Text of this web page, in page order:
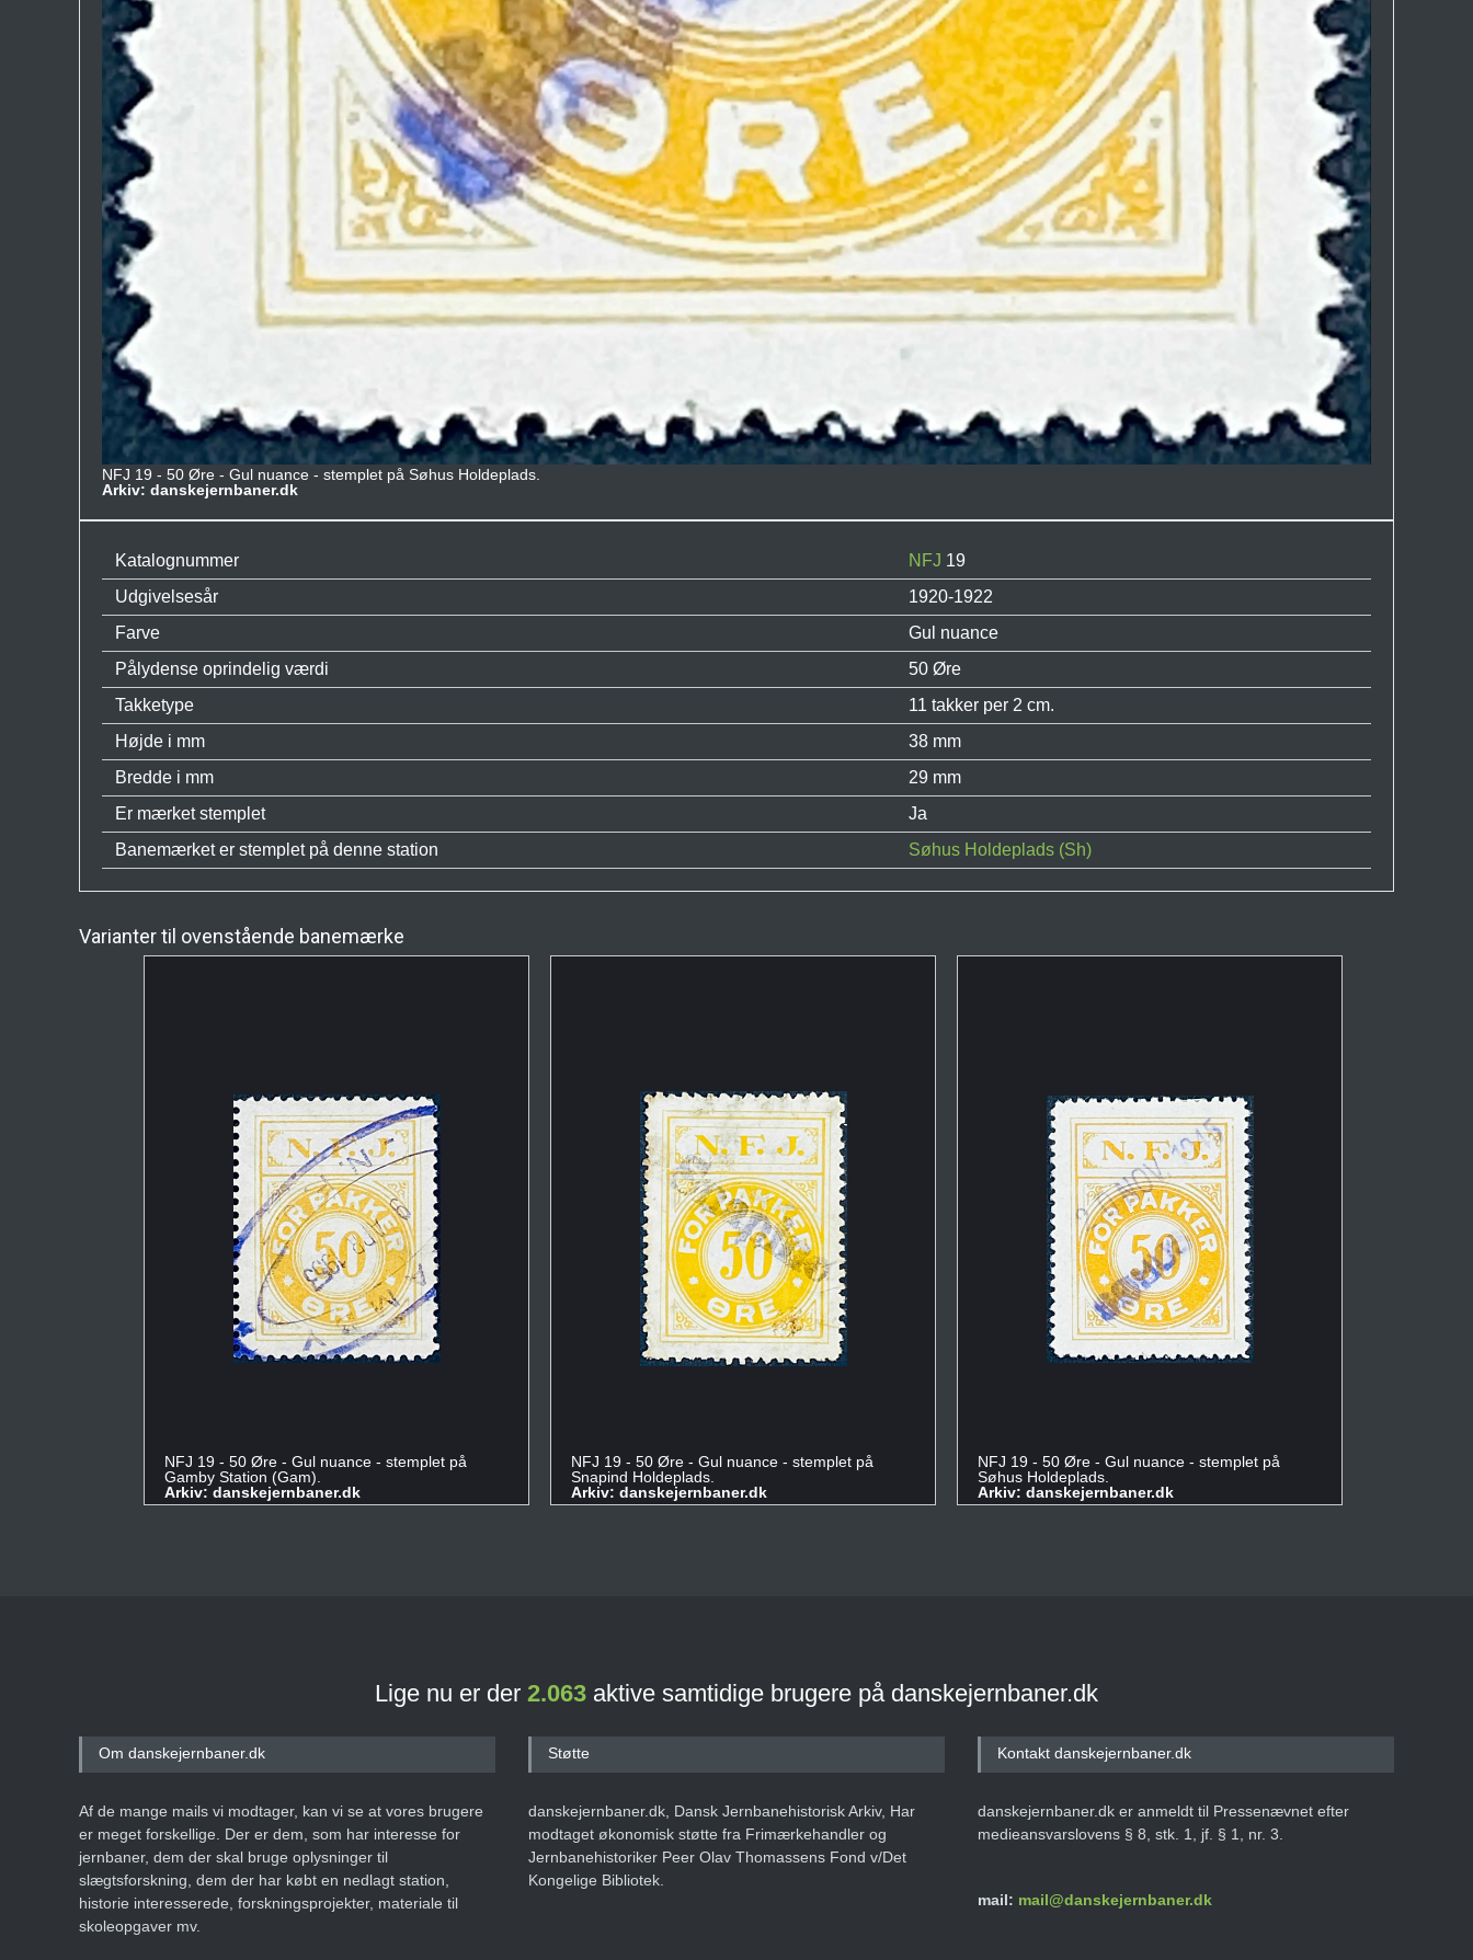
NFJ 19 - 50 Øre - Gul nuance - stemplet på Søhus Holdeplads.
Arkiv: danskejernbaner.dk
Katalognummer NFJ 19
Udgivelsesår
1920-1922
Farve
Gul nuance
Pålydense oprindelig værdi
50 Øre
Takketype
11 takker per 2 cm.
Højde i mm
38 mm
Bredde i mm
29 mm
Er mærket stemplet
Ja
Banemærket er stemplet på denne station
Søhus Holdeplads (Sh)
Varianter til ovenstående banemærke
NFJ 19 - 50 Øre - Gul nuance - stemplet på
Gamby Station (Gam).
Arkiv: danskejernbaner.dk
NFJ 19 - 50 Øre - Gul nuance - stemplet på
Snapind Holdeplads.
Arkiv: danskejernbaner.dk
NFJ 19 - 50 Øre - Gul nuance - stemplet på
Søhus Holdeplads.
Arkiv: danskejernbaner.dk
Lige nu er der 2.063 aktive samtidige brugere på danskejernbaner.dk
Om danskejernbaner.dk
Af de mange mails vi modtager, kan vi se at vores brugere
er meget forskellige. Der er dem, som har interesse for
jernbaner, dem der skal bruge oplysninger til
slægtsforskning, dem der har købt en nedlagt station,
historie interesserede, forskningsprojekter, materiale til
skoleopgaver mv.
Støtte
danskejernbaner.dk, Dansk Jernbanehistorisk Arkiv, Har
modtaget økonomisk støtte fra Frimærkehandler og
Jernbanehistoriker Peer Olav Thomassens Fond v/Det
Kongelige Bibliotek.
Kontakt danskejernbaner.dk
danskejernbaner.dk er anmeldt til Pressenævnet efter
medieansvarslovens § 8, stk. 1, jf. § 1, nr. 3.
mail: mail@danskejernbaner.dk